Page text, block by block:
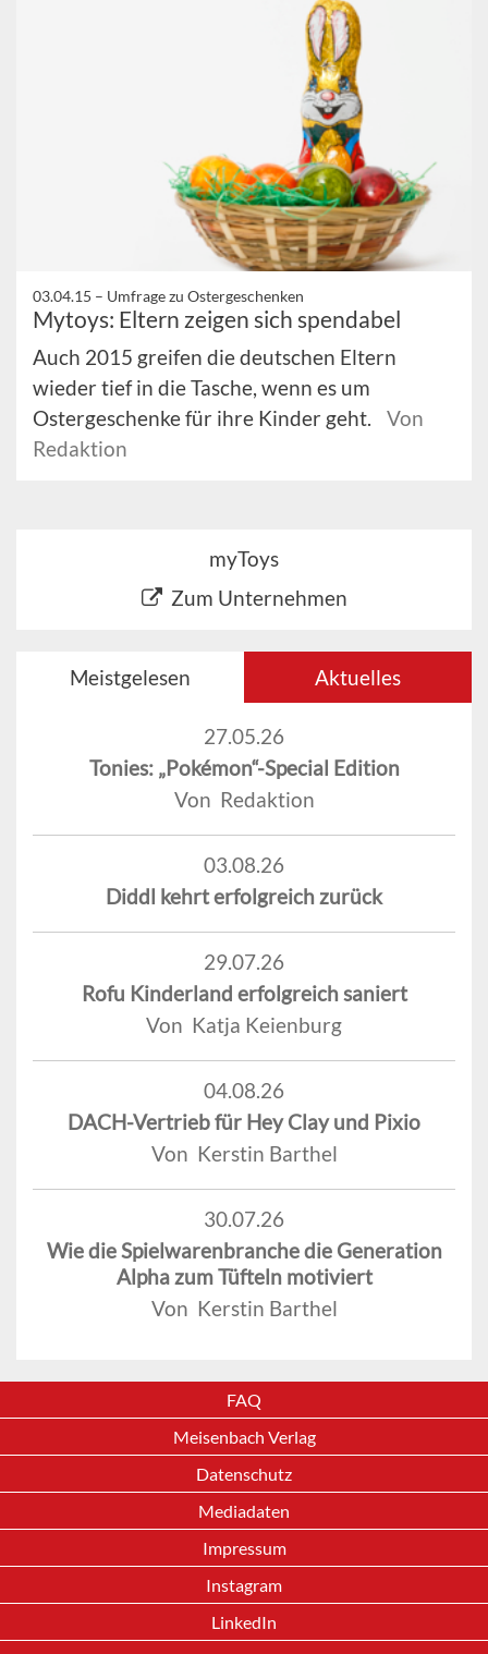
03.04.15 – Umfrage zu Ostergeschenken
Mytoys: Eltern zeigen sich spendabel
Auch 2015 greifen die deutschen Eltern
wieder tief in die Tasche, wenn es um
Ostergeschenke für ihre Kinder geht.
Von
Redaktion
myToys
Zum Unternehmen
Meistgelesen Aktuelles
27.05.26
Tonies: „Pokémon“-Special Edition
Von Redaktion
03.08.26
Diddl kehrt erfolgreich zurück
29.07.26
Rofu Kinderland erfolgreich saniert
Von Katja Keienburg
04.08.26
DACH-Vertrieb für Hey Clay und Pixio
Von Kerstin Barthel
30.07.26
Wie die Spielwarenbranche die Generation
Alpha zum Tüfteln motiviert
Von Kerstin Barthel
FAQ
Meisenbach Verlag
Datenschutz
Mediadaten
Impressum
Instagram
LinkedIn